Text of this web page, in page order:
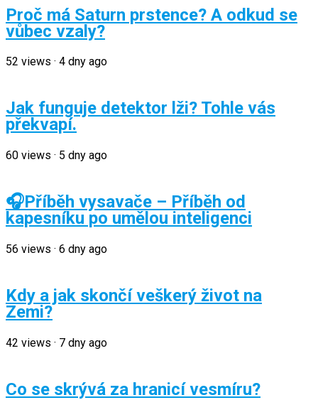
Proč má Saturn prstence? A odkud se
vůbec vzaly?
52 views · 4 dny ago
Jak funguje detektor lži? Tohle vás
překvapí.
60 views · 5 dny ago
🎧Příběh vysavače – Příběh od
kapesníku po umělou inteligenci
56 views · 6 dny ago
Kdy a jak skončí veškerý život na
Zemi?
42 views · 7 dny ago
Co se skrývá za hranicí vesmíru?